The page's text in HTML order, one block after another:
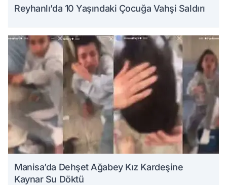
Reyhanlı’da 10 Yaşındaki Çocuğa Vahşi Saldırı
Manisa’da Dehşet Ağabey Kız Kardeşine
Kaynar Su Döktü